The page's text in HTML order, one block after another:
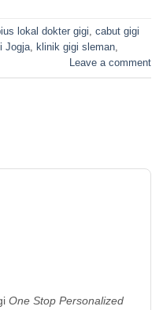
lokal dokter gigi
cabut gigi
Jogja klinik gigi sleman
Leave a comment
One Stop Personalized